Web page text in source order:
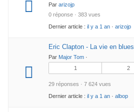
Par arizojp
0 réponse · 383 vues
Dernier article : il y a 1 an · arizojp
Eric Clapton - La vie en blues
Par Major Tom ·
1
2
29 réponses · 7 624 vues
Dernier article : il y a 1 an · albop